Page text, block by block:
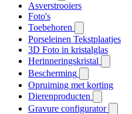
Asverstrooiers
Foto's
Toebehoren
Porseleinen Tekstplaatjes
3D Foto in kristalglas
Herinneringskristal
Bescherming
Opruiming met korting
Dierenproducten
Gravure configurator